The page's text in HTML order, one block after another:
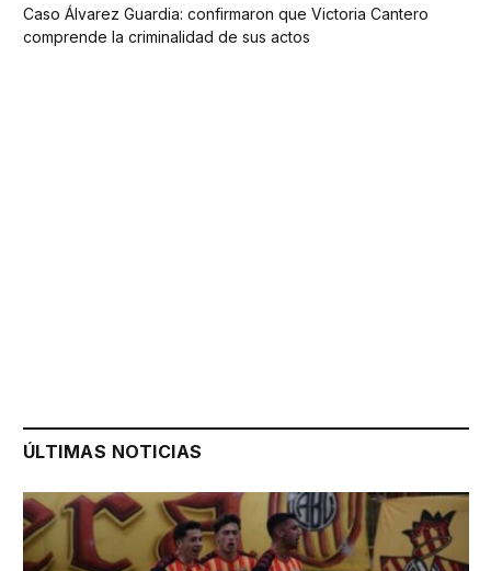
Caso Álvarez Guardia: confirmaron que Victoria Cantero
comprende la criminalidad de sus actos
ÚLTIMAS NOTICIAS